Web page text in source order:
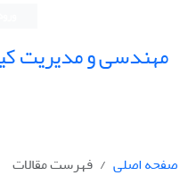
مهندسی و مدیریت
صفحه اصلی
فهرست مقالات